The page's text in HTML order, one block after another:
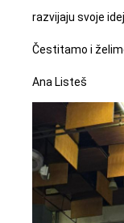
razvijaju svoje
Čestitamo i
Ana Listeš